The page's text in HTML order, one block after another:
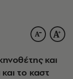
και
το καστ